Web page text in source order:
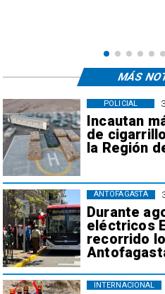
Incautan
de
la Región
POLICIAL
Durante
eléctricos
recorrido
ANTOFAGASTA
INTERNACIONAL
MÁS